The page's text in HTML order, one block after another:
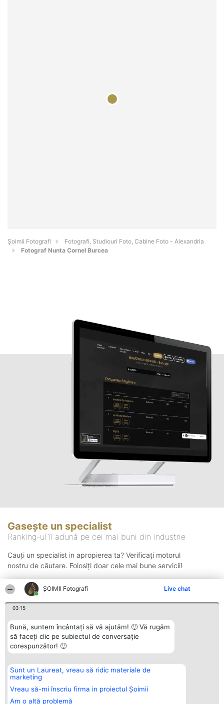
ȘOIMII Fotografi Live chat
03:15
Bună, suntem încântați să vă ajutăm! 🙂 Vă rugăm
să faceți clic pe subiectul de conversație
corespunzător! 🙂
Sunt un Laureat, vreau să ridic materiale de
marketing
Vreau să-mi înscriu firma in proiectul Șoimii
Am o altă problemă
Șoimii Fotografi
Fotografi, Studiouri Foto, Cabine Foto - Alexandria
Fotograf Nunta Cornel Burcea
Gasește un specialist
Ranking-ul îi adună pe cei mai buni din industrie
Cauți un specialist in apropierea ta? Verificați motorul
nostru de căutare. Folosiți doar cele mai bune servicii!
Organizator Ranking
BRIGHT SOLUTIONS BR SRL
Aleea Timisul De Sus 2 Bl. A30
Sc. A Et. 4 Ap. 13 Cod 061952
București
Plebiscyt
Lista Tuturor
Laureaților
Contact